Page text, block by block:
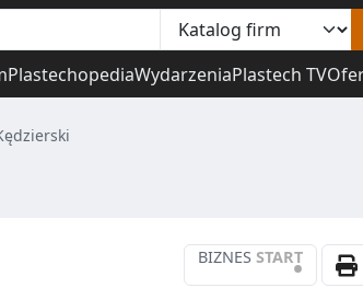
PlastechopediaWydarzeniaPlastech TV
BIZNES START
•